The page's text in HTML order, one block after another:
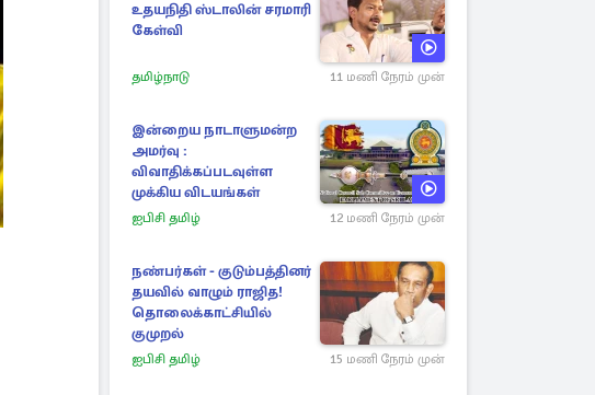
உதயநிதி ஸ்டாலின் சரமாரி
கேள்வி
தமிழ்நாடு 11 மணி நேரம் முன்
இன்றைய நாடாளுமன்ற
அமர்வு :
விவாதிக்கப்படவுள்ள
முக்கிய விடயங்கள்
ஐபிசி தமிழ் 12 மணி நேரம் முன்
நண்பர்கள் - குடும்பத்தினர்
தயவில் வாழும் ராஜித!
தொலைக்காட்சியில்
குமுறல்
ஐபிசி தமிழ் 15 மணி நேரம் முன்